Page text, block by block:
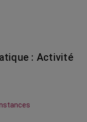
: Activité